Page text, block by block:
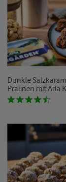
Dunkle
Pralinen mit Arla